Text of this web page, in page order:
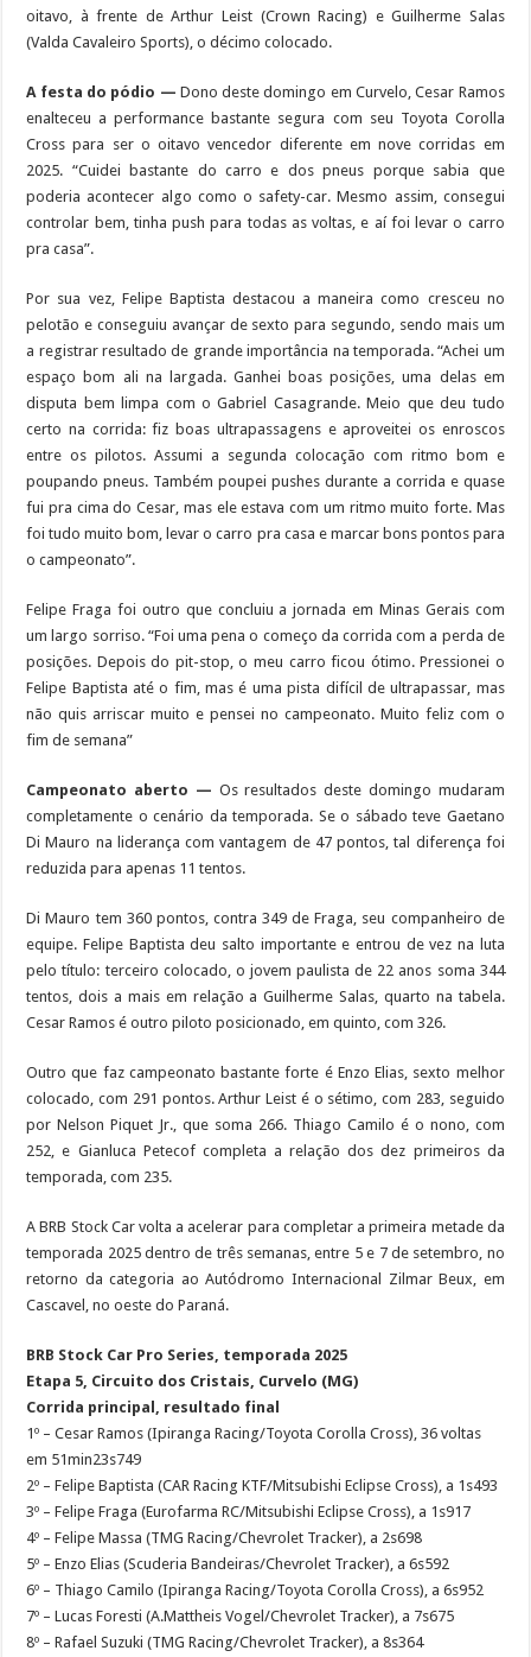
oitavo, à frente de Arthur Leist (Crown Racing) e Guilherme Salas
(Valda Cavaleiro Sports), o décimo colocado.
A festa do pódio — Dono deste domingo em Curvelo, Cesar Ramos
enalteceu a performance bastante segura com seu Toyota Corolla
Cross para ser o oitavo vencedor diferente em nove corridas em
2025. “Cuidei bastante do carro e dos pneus porque sabia que
poderia acontecer algo como o safety-car. Mesmo assim, consegui
controlar bem, tinha push para todas as voltas, e aí foi levar o carro
pra casa”.
Por sua vez, Felipe Baptista destacou a maneira como cresceu no
pelotão e conseguiu avançar de sexto para segundo, sendo mais um
a registrar resultado de grande importância na temporada. “Achei um
espaço bom ali na largada. Ganhei boas posições, uma delas em
disputa bem limpa com o Gabriel Casagrande. Meio que deu tudo
certo na corrida: fiz boas ultrapassagens e aproveitei os enroscos
entre os pilotos. Assumi a segunda colocação com ritmo bom e
poupando pneus. Também poupei pushes durante a corrida e quase
fui pra cima do Cesar, mas ele estava com um ritmo muito forte. Mas
foi tudo muito bom, levar o carro pra casa e marcar bons pontos para
o campeonato”.
Felipe Fraga foi outro que concluiu a jornada em Minas Gerais com
um largo sorriso. “Foi uma pena o começo da corrida com a perda de
posições. Depois do pit-stop, o meu carro ficou ótimo. Pressionei o
Felipe Baptista até o fim, mas é uma pista difícil de ultrapassar, mas
não quis arriscar muito e pensei no campeonato. Muito feliz com o
fim de semana”
Campeonato aberto — Os resultados deste domingo mudaram
completamente o cenário da temporada. Se o sábado teve Gaetano
Di Mauro na liderança com vantagem de 47 pontos, tal diferença foi
reduzida para apenas 11 tentos.
Di Mauro tem 360 pontos, contra 349 de Fraga, seu companheiro de
equipe. Felipe Baptista deu salto importante e entrou de vez na luta
pelo título: terceiro colocado, o jovem paulista de 22 anos soma 344
tentos, dois a mais em relação a Guilherme Salas, quarto na tabela.
Cesar Ramos é outro piloto posicionado, em quinto, com 326.
Outro que faz campeonato bastante forte é Enzo Elias, sexto melhor
colocado, com 291 pontos. Arthur Leist é o sétimo, com 283, seguido
por Nelson Piquet Jr., que soma 266. Thiago Camilo é o nono, com
252, e Gianluca Petecof completa a relação dos dez primeiros da
temporada, com 235.
A BRB Stock Car volta a acelerar para completar a primeira metade da
temporada 2025 dentro de três semanas, entre 5 e 7 de setembro, no
retorno da categoria ao Autódromo Internacional Zilmar Beux, em
Cascavel, no oeste do Paraná.
BRB Stock Car Pro Series, temporada 2025
Etapa 5, Circuito dos Cristais, Curvelo (MG)
Corrida principal, resultado final
1º – Cesar Ramos (Ipiranga Racing/Toyota Corolla Cross), 36 voltas
em 51min23s749
2º – Felipe Baptista (CAR Racing KTF/Mitsubishi Eclipse Cross), a 1s493
3º – Felipe Fraga (Eurofarma RC/Mitsubishi Eclipse Cross), a 1s917
4º – Felipe Massa (TMG Racing/Chevrolet Tracker), a 2s698
5º – Enzo Elias (Scuderia Bandeiras/Chevrolet Tracker), a 6s592
6º – Thiago Camilo (Ipiranga Racing/Toyota Corolla Cross), a 6s952
7º – Lucas Foresti (A.Mattheis Vogel/Chevrolet Tracker), a 7s675
8º – Rafael Suzuki (TMG Racing/Chevrolet Tracker), a 8s364